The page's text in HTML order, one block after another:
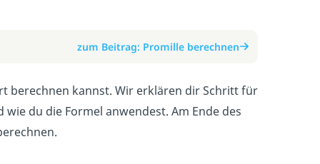
zum Beitrag: Promille berechnen
berechnen kannst. Wir erklären dir Schritt für
du die Formel anwendest. Am Ende des